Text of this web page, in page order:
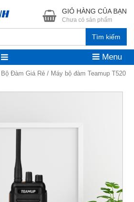
Tìm kiếm
GIỎ HÀNG CỦA BẠN
Chưa có sản phẩm
Menu
Bộ Đàm Giá Rẻ / Máy bộ đàm Teamup T520